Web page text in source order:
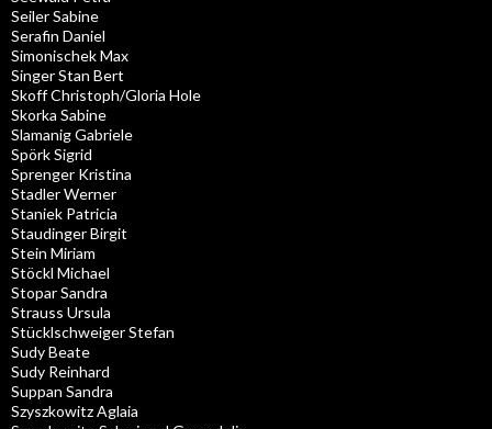
Seiler Sabine
Serafin Daniel
Simonischek Max
Singer Stan Bert
Skoff Christoph/Gloria Hole
Skorka Sabine
Slamanig Gabriele
Spörk Sigrid
Sprenger Kristina
Stadler Werner
Staniek Patricia
Staudinger Birgit
Stein Miriam
Stöckl Michael
Stopar Sandra
Strauss Ursula
Stücklschweiger Stefan
Sudy Beate
Sudy Reinhard
Suppan Sandra
Szyszkowitz Aglaia